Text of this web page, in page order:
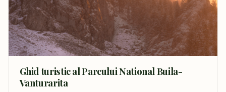
Ghid turistic al Parcului National Buila-
Vanturarita